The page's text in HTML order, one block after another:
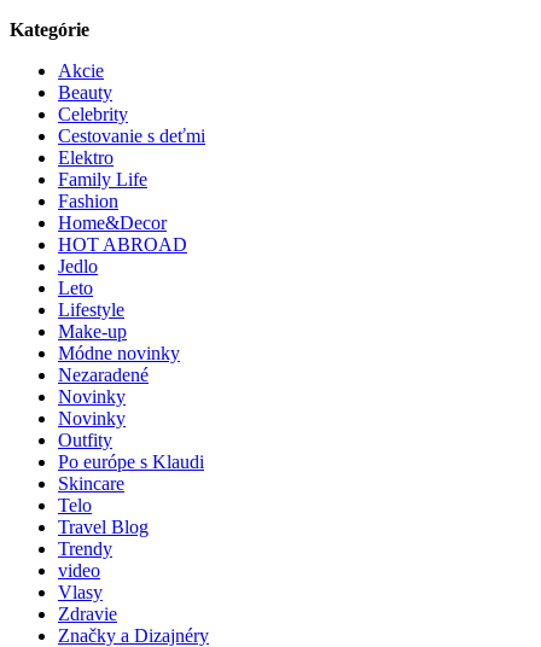
Kategórie
Akcie
Beauty
Celebrity
Cestovanie s deťmi
Elektro
Family Life
Fashion
Home&Decor
HOT ABROAD
Jedlo
Leto
Lifestyle
Make-up
Módne novinky
Nezaradené
Novinky
Novinky
Outfity
Po európe s Klaudi
Skincare
Telo
Travel Blog
Trendy
video
Vlasy
Zdravie
Značky a Dizajnéry